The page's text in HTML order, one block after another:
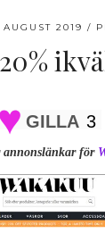
2019
GILLA 3
annonslänkar för